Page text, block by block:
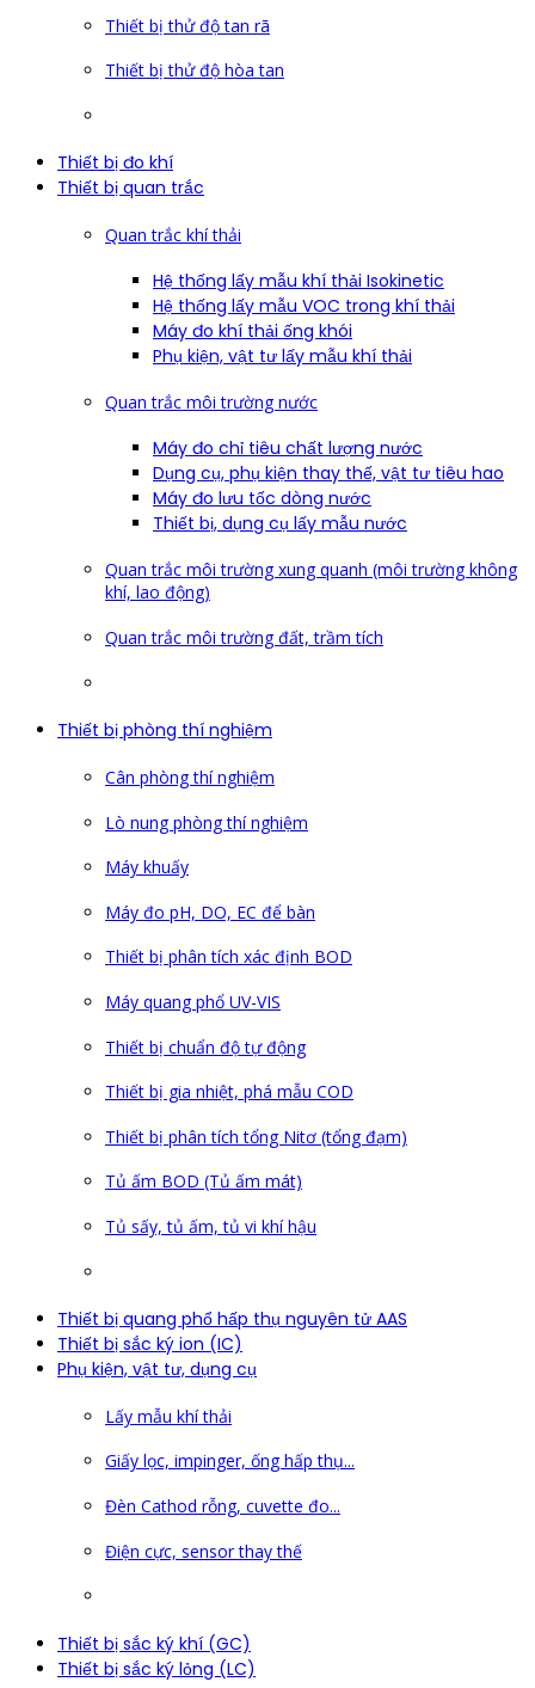
Thiết bị thử độ tan rã
Thiết bị thử độ hòa tan
Thiết bị đo khí
Thiết bị quan trắc
Quan trắc khí thải
Hệ thống lấy mẫu khí thải Isokinetic
Hệ thống lấy mẫu VOC trong khí thải
Máy đo khí thải ống khói
Phụ kiện, vật tư lấy mẫu khí thải
Quan trắc môi trường nước
Máy đo chỉ tiêu chất lượng nước
Dụng cụ, phụ kiện thay thế, vật tư tiêu hao
Máy đo lưu tốc dòng nước
Thiết bị, dụng cụ lấy mẫu nước
Quan trắc môi trường xung quanh (môi trường không
khí, lao động)
Quan trắc môi trường đất, trầm tích
Thiết bị phòng thí nghiệm
Cân phòng thí nghiệm
Lò nung phòng thí nghiệm
Máy khuấy
Máy đo pH, DO, EC để bàn
Thiết bị phân tích xác định BOD
Máy quang phổ UV-VIS
Thiết bị chuẩn độ tự động
Thiết bị gia nhiệt, phá mẫu COD
Thiết bị phân tích tổng Nitơ (tổng đạm)
Tủ ấm BOD (Tủ ấm mát)
Tủ sấy, tủ ấm, tủ vi khí hậu
Thiết bị quang phổ hấp thụ nguyên tử AAS
Thiết bị sắc ký ion (IC)
Phụ kiện, vật tư, dụng cụ
Lấy mẫu khí thải
Giấy lọc, impinger, ống hấp thụ...
Đèn Cathod rỗng, cuvette đo...
Điện cực, sensor thay thế
Thiết bị sắc ký khí (GC)
Thiết bị sắc ký lỏng (LC)